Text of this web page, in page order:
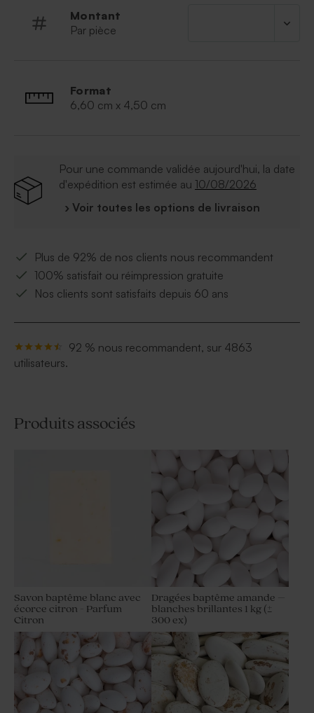
directement sur la boîte métal. Vous allez adorer sa
couleur dorée éclatante !
Montant
Par pièce
Format
6,60 cm x 4,50 cm
Pour une commande validée aujourd'hui, la date
d'expédition est estimée au 10/08/2026
› Voir toutes les options de livraison
Plus de 92% de nos clients nous recommandent
100% satisfait ou réimpression gratuite
Nos clients sont satisfaits depuis 60 ans
92 % nous recommandent, sur 4863
utilisateurs.
Produits associés
Savon baptême blanc avec
écorce citron - Parfum
Citron
Dragées baptême amande –
blanches brillantes 1 kg (±
300 ex)